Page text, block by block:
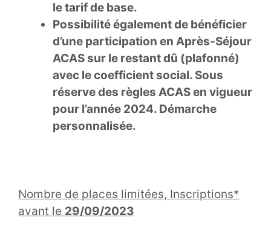
le tarif de base.
Possibilité également de bénéficier
d’une participation en Après-Séjour
ACAS sur le restant dû (plafonné)
avec le coefficient social. Sous
réserve des règles ACAS en vigueur
pour l’année 2024. Démarche
personnalisée.
Nombre de places limitées, Inscriptions*
avant le 29/09/2023